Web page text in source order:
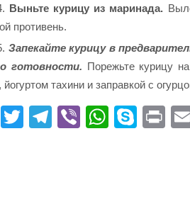
Выньте курицу из маринада.
противень.
Запекайте курицу в
готовности. Порежьте курицу
йогуртом тахини и заправкой с
Fa T
Te Vi
W
S
Pr